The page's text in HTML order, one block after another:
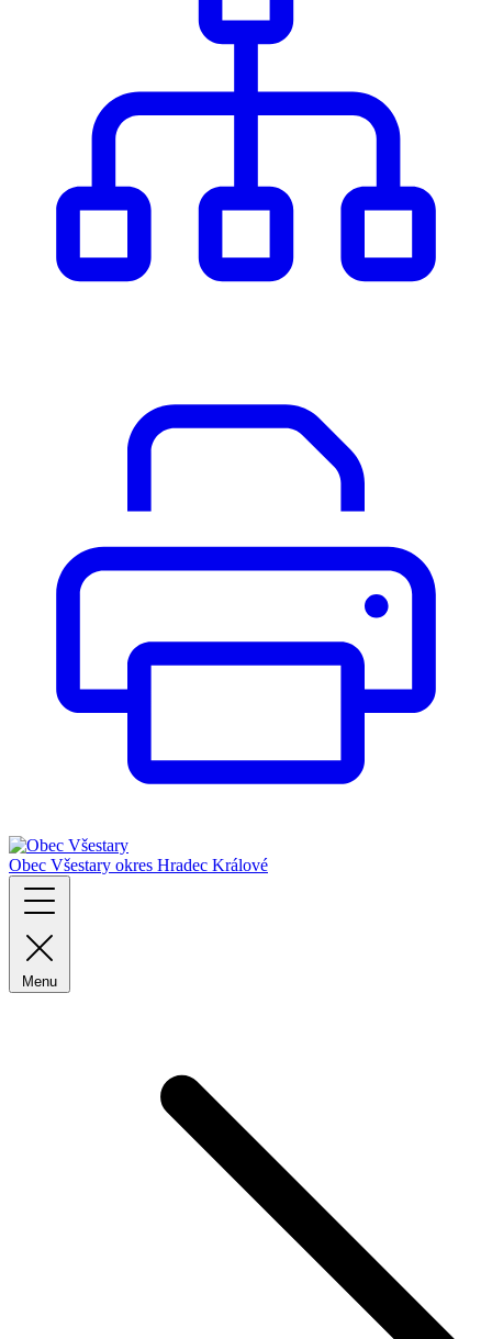
Obec Všestary okres Hradec Králové
Menu